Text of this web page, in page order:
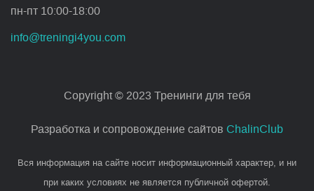
пн-пт 10:00-18:00
info@treningi4you.com
Copyright © 2023 Тренинги для тебя
Разработка и сопровождение сайтов ChalinClub
Вся информация на сайте носит информационный характер, и ни
при каких условиях не является публичной офертой.